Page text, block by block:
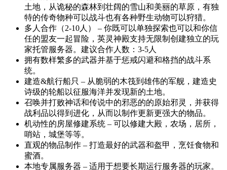
土地，从诡秘的森林到壮阔的雪山和美丽的草原，有独
特的传奇物种可以战斗也有各种野生动物可以狩猎。
多人合作（2-10人） – 你既可以单独探索也可以和你信
任的盟友一起冒险，英灵神殿支持无限制创建独立的玩
家托管服务器。建议合作人数：3-5人
拥有数样繁多的武器并基于惩戒闪避和格挡的战斗系
统。
建造&航行船只 – 从脆弱的木筏到雄伟的军舰，建造史
诗级的轮船以征服海洋并发现新的土地。
召唤并打败神话和传说中的邪恶的的原始邪灵，并获得
战利品以得到进化，从而以制作更新更强大的物品。
机动性的房屋修建系统 – 可以修建大殿，农场，居所，
哨站，城堡等等。
直观的物品制作 – 打造最好的武器和盔甲，烹饪食物和
蜜酒。
本地专属服务器 – 适用于想要长期运行服务器的玩家。